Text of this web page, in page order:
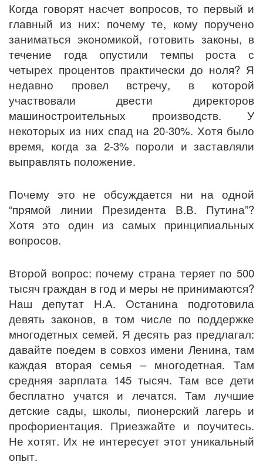
Когда говорят насчет вопросов, то первый и
главный из них: почему те, кому поручено
заниматься экономикой, готовить законы, в
течение года опустили темпы роста с
четырех процентов практически до ноля? Я
недавно провел встречу, в которой
участвовали двести директоров
машиностроительных производств. У
некоторых из них спад на 20-30%. Хотя было
время, когда за 2-3% пороли и заставляли
выправлять положение.
Почему это не обсуждается ни на одной
“прямой линии Президента В.В. Путина”?
Хотя это один из самых принципиальных
вопросов.
Второй вопрос: почему страна теряет по 500
тысяч граждан в год и меры не принимаются?
Наш депутат Н.А. Останина подготовила
девять законов, в том числе по поддержке
многодетных семей. Я десять раз предлагал:
давайте поедем в совхоз имени Ленина, там
каждая вторая семья – многодетная. Там
средняя зарплата 145 тысяч. Там все дети
бесплатно учатся и лечатся. Там лучшие
детские сады, школы, пионерский лагерь и
профориентация. Приезжайте и поучитесь.
Не хотят. Их не интересует этот уникальный
опыт.